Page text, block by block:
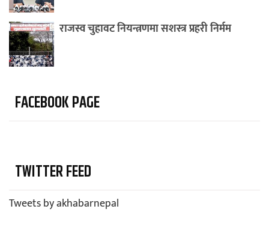
राजस्व चुहावट नियन्त्रणमा सशस्त्र प्रहरी निर्मम
FACEBOOK PAGE
TWITTER FEED
Tweets by akhabarnepal